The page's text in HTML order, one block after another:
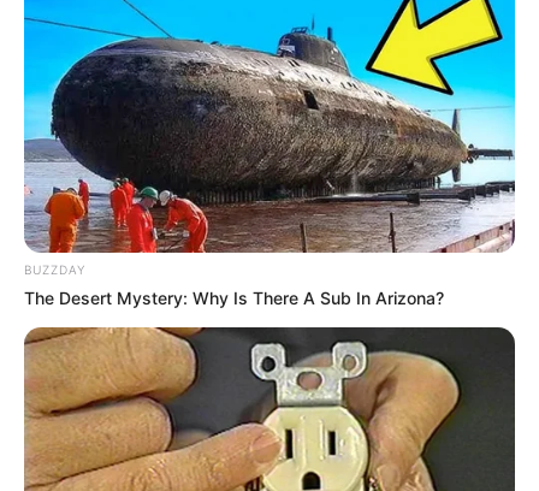
BUZZDAY
The Desert Mystery: Why Is There A Sub In Arizona?